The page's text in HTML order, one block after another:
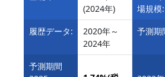
(2024年)
場規模:
履歴データ:
2020年～
2024年
予測期
予測期間